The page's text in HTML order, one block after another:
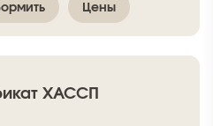
Цены
ХАССП